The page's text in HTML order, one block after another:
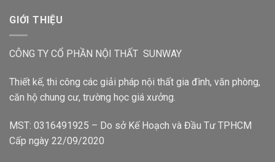
GIỚI THIỆU
CÔNG TY CỔ PHẦN NỘI THẤT SUNWAY
Thiết kế, thi công các giải pháp nội thất gia đình, văn phòng,
căn hộ chung cư, trường học giá xưởng.
MST: 0316491925 – Do sở Kế Hoạch và Đầu Tư TPHCM
Cấp ngày 22/09/2020